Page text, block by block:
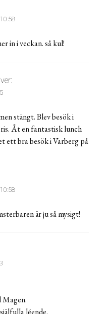
in i veckan. så kul!
stängt. Blev besök i
Åt en fantastisk lunch
ett bra besök i Varberg på
är ju så mysigt!
Magen.